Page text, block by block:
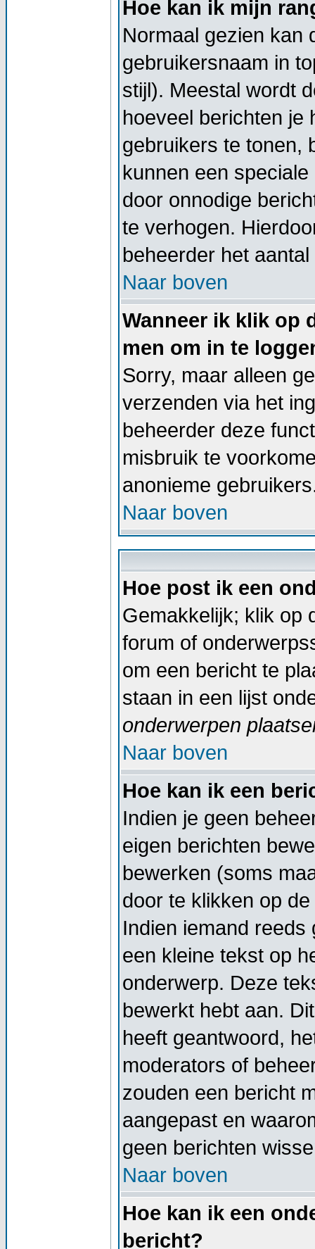
Hoe kan ik mijn
Normaal gezien kan
gebruikersnaam in
stijl). Meestal wordt
hoeveel berichten je
gebruikers te tonen,
kunnen een
door onnodige
te verhogen.
beheerder het
Naar boven
Wanneer ik klik op
men om in te
Sorry, maar alleen
verzenden via het
beheerder deze
misbruik te
anonieme
Naar boven
Hoe post ik een
Gemakkelijk; klik op
forum of
om een bericht te
staan in een lijst
onderwerpen
Naar boven
Hoe kan ik een
Indien je geen
eigen berichten
bewerken (soms
door te klikken op de
Indien iemand
een kleine tekst op
onderwerp. Deze
bewerkt hebt aan.
heeft geantwoord,
moderators of
zouden een bericht
aangepast en
geen berichten
Naar boven
Hoe kan ik een
bericht?